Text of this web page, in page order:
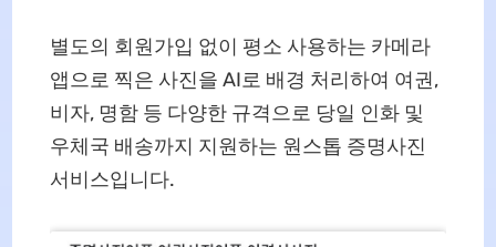
별도의 회원가입 없이 평소 사용하는 카메라
앱으로 찍은 사진을 AI로 배경 처리하여 여권,
비자, 명함 등 다양한 규격으로 당일 인화 및
우체국 배송까지 지원하는 원스톱 증명사진
서비스입니다.